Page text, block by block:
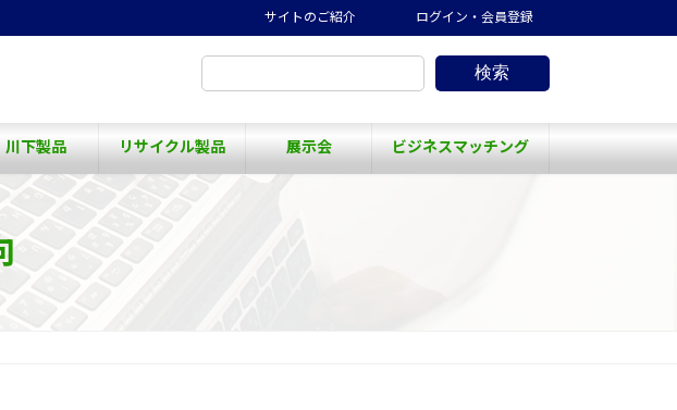
サイトのご紹介 ログイン・会員登録
検索
川下製品 リサイクル製品 展示会 ビジネスマッチング